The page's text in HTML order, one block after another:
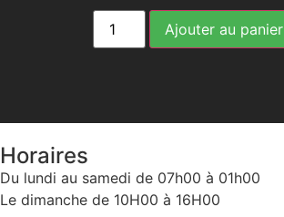
Ajouter au panier
Horaires
Du lundi au samedi de 07h00 à 01h00
Le dimanche de 10H00 à 16H00